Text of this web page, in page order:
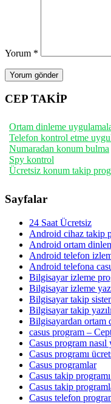
Yorum *
CEP TAKİP
Ortam dinleme
Telefon kontrol etme
Numaradan konum bulma
Spy kontrol
Ücretsiz konum takip
Sayfalar
24 Saat Ücretsiz
Android cihaz takip
Android ortam
Android telefon
Android telefona
Bilgisayar izleme
Bilgisayar izleme
Bilgisayar takip
Bilgisayar takip
Bilgisayardan ortam
casus program –
Casus program
Casus programı
Casus programlar
Casus takip
Casus takip
Casus telefon